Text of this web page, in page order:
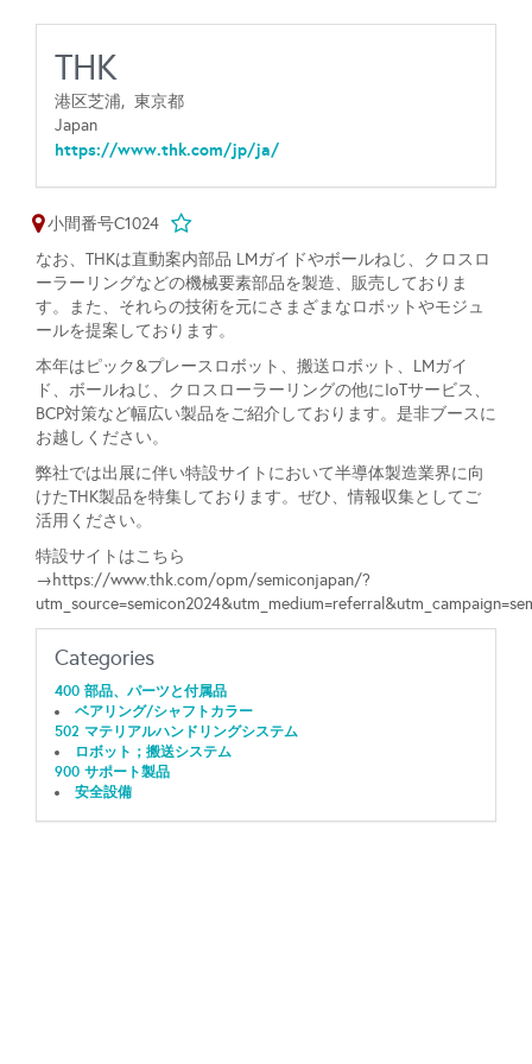
THK
港区芝浦, 東京都
Japan
https://www.thk.com/jp/ja/
小間番号C1024
なお、THKは直動案内部品 LMガイドやボールねじ、クロスロ
ーラーリングなどの機械要素部品を製造、販売しておりま
す。また、それらの技術を元にさまざまなロボットやモジュ
ールを提案しております。
本年はピック&プレースロボット、搬送ロボット、LMガイ
ド、ボールねじ、クロスローラーリングの他にIoTサービス、
BCP対策など幅広い製品をご紹介しております。是非ブースに
お越しください。
弊社では出展に伴い特設サイトにおいて半導体製造業界に向
けたTHK製品を特集しております。ぜひ、情報収集としてご
活用ください。
特設サイトはこちら
→https://www.thk.com/opm/semiconjapan/?
Categories
400 部品、パーツと付属品
ベアリング/シャフトカラー
502 マテリアルハンドリングシステム
ロボット；搬送システム
900 サポート製品
安全設備